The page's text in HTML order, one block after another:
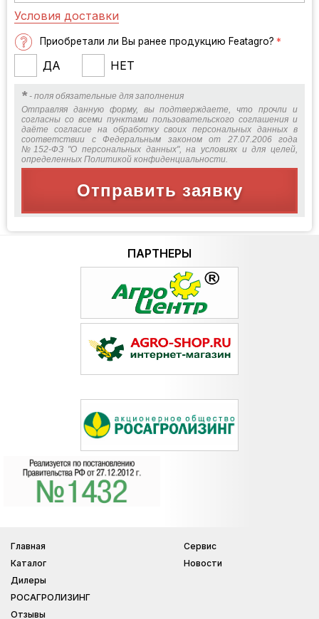
Условия доставки
Приобретали ли Вы ранее продукцию Featagro? *
ДА НЕТ
*- поля обязательные для заполнения
Отправляя данную форму, вы подтверждаете, что прочли и
согласны со всеми пунктами пользовательского соглашения и
даёте согласие на обработку своих персональных данных в
соответствии с Федеральным законом от 27.07.2006 года
№152-ФЗ "О персональных данных", на условиях и для целей,
определенных Политикой конфиденциальности.
Отправить заявку
ПАРТНЕРЫ
Главная
Каталог
Дилеры
РОСАГРОЛИЗИНГ
Отзывы
Сервис
Новости